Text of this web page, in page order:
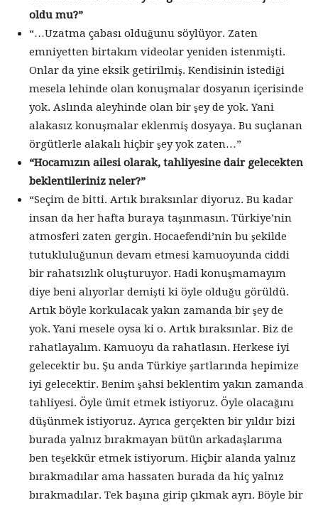
oldu mu?”
“…Uzatma çabası olduğunu söylüyor. Zaten
emniyetten birtakım videolar yeniden istenmişti.
Onlar da yine eksik getirilmiş. Kendisinin istediği
mesela lehinde olan konuşmalar dosyanın içerisinde
yok. Aslında aleyhinde olan bir şey de yok. Yani
alakasız konuşmalar eklenmiş dosyaya. Bu suçlanan
örgütlerle alakalı hiçbir şey yok zaten…”
“Hocamızın ailesi olarak, tahliyesine dair gelecekten
beklentileriniz neler?”
“Seçim de bitti. Artık bıraksınlar diyoruz. Bu kadar
insan da her hafta buraya taşınmasın. Türkiye’nin
atmosferi zaten gergin. Hocaefendi’nin bu şekilde
tutukluluğunun devam etmesi kamuoyunda ciddi
bir rahatsızlık oluşturuyor. Hadi konuşmamayım
diye beni alıyorlar demişti ki öyle olduğu görüldü.
Artık böyle korkulacak yakın zamanda bir şey de
yok. Yani mesele oysa ki o. Artık bıraksınlar. Biz de
rahatlayalım. Kamuoyu da rahatlasın. Herkese iyi
gelecektir bu. Şu anda Türkiye şartlarında hepimize
iyi gelecektir. Benim şahsi beklentim yakın zamanda
tahliyesi. Öyle ümit etmek istiyoruz. Öyle olacağını
düşünmek istiyoruz. Ayrıca gerçekten bir yıldır bizi
burada yalnız bırakmayan bütün arkadaşlarıma
ben teşekkür etmek istiyorum. Hiçbir alanda yalnız
bırakmadılar ama hassaten burada da hiç yalnız
bırakmadılar. Tek başına girip çıkmak ayrı. Böyle bir